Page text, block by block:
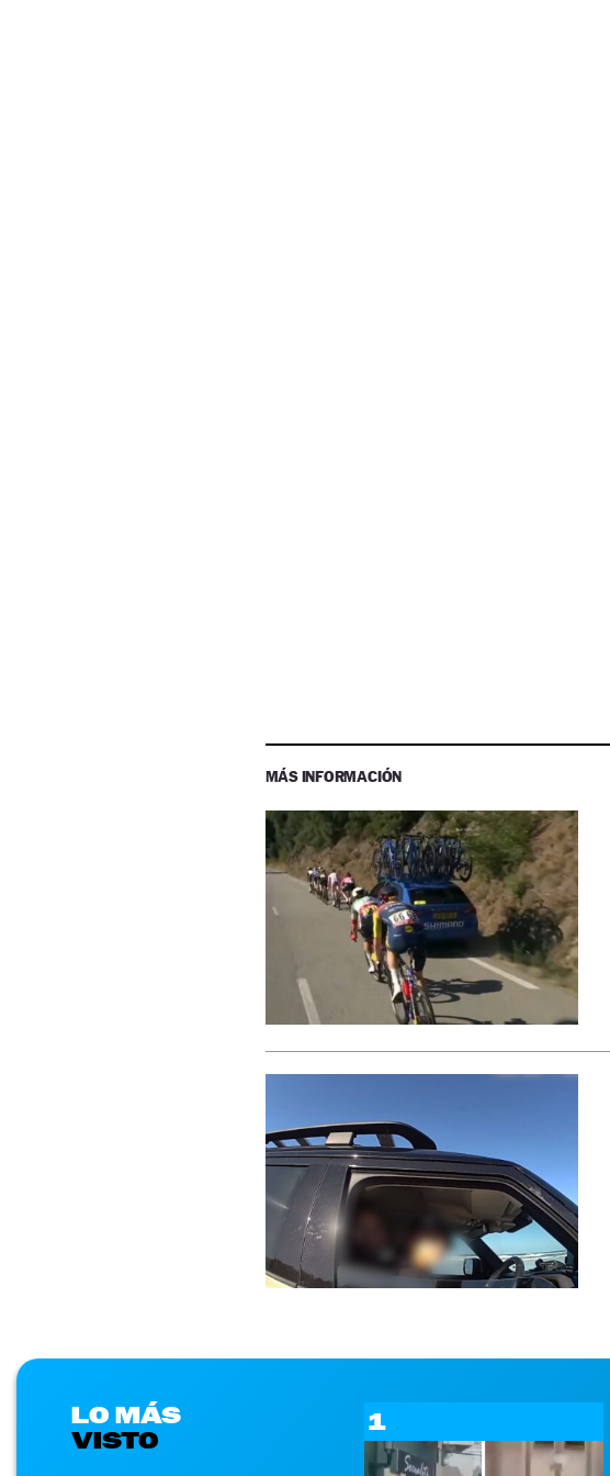
MÁS INFORMACIÓN
LO MÁS
VISTO
1